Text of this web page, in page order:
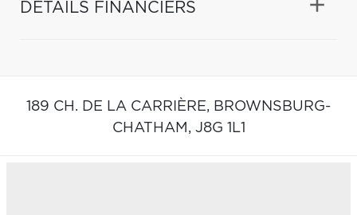
DÉTAILS FINANCIERS
189 CH. DE LA CARRIÈRE, BROWNSBURG-
CHATHAM, J8G 1L1